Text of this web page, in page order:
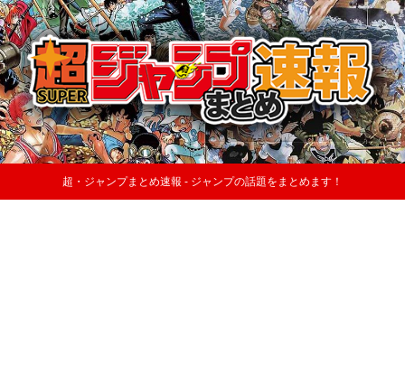
超・ジャンプまとめ速報 - ジャンプの話題をまとめます！